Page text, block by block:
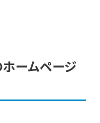
ームページ